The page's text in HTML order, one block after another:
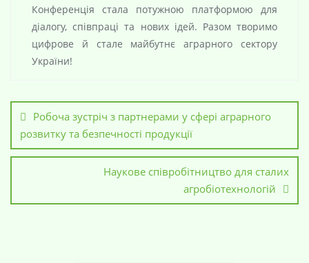
Конференція стала потужною платформою для
діалогу, співпраці та нових ідей. Разом творимо
цифрове й стале майбутнє аграрного сектору
України!
Робоча зустріч з партнерами у сфері аграрного
розвитку та безпечності продукції
Наукове співробітництво для сталих
агробіотехнологій